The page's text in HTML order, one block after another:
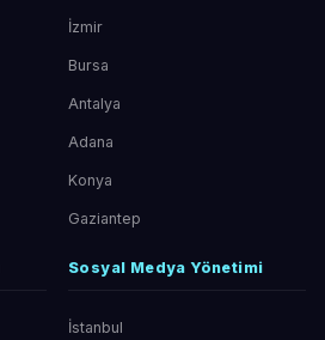
İzmir
Bursa
Antalya
Adana
Konya
Gaziantep
Sosyal Medya Yönetimi
İstanbul